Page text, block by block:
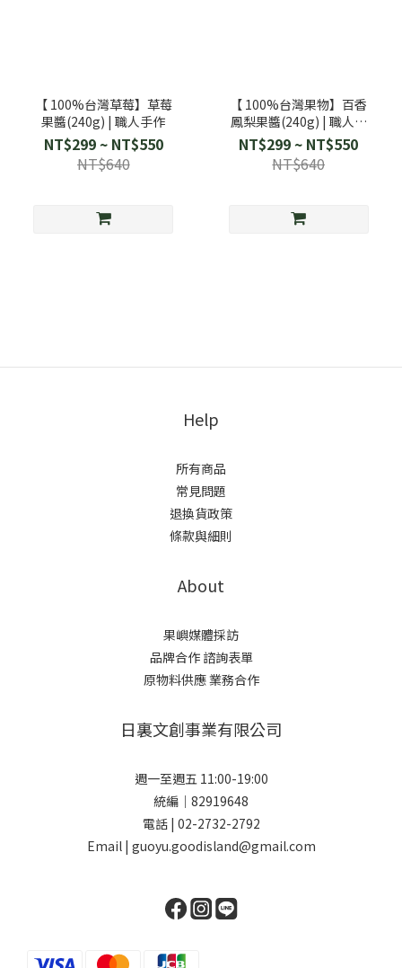
【 100%台灣草莓】草莓
果醬(240g) | 職人手作
NT$299 ~ NT$550
NT$640
【 100%台灣果物】百香
鳳梨果醬(240g) | 職人手
NT$299 ~ NT$550
NT$640
Help
所有商品
常見問題
退換貨政策
條款與細則
About
果嶼媒體採訪
品牌合作 諮詢表單
原物料供應 業務合作
日裏文創事業有限公司
週一至週五 11:00-19:00
統編｜82919648
電話 | 02-2732-2792
Email | guoyu.goodisland@gmail.com